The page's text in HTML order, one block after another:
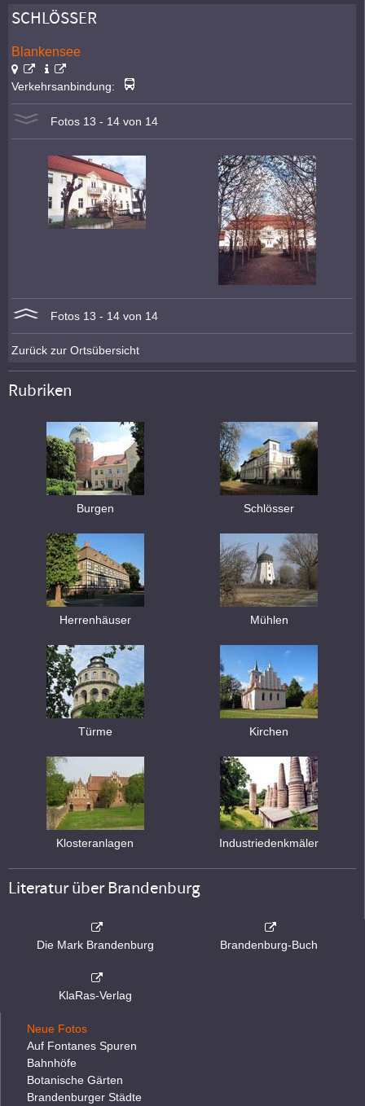
SCHLÖSSER
Blankensee
Verkehrsanbindung:
Fotos 13 - 14 von 14
Fotos 13 - 14 von 14
Zurück zur Ortsübersicht
Rubriken
Burgen Schlösser
Herrenhäuser Mühlen
Türme Kirchen
Klosteranlagen Industriedenkmäler
Literatur über Brandenburg
Die Mark Brandenburg Brandenburg-Buch
KlaRas-Verlag
Neue Fotos
Auf Fontanes Spuren
Bahnhöfe
Botanische Gärten
Brandenburger Städte